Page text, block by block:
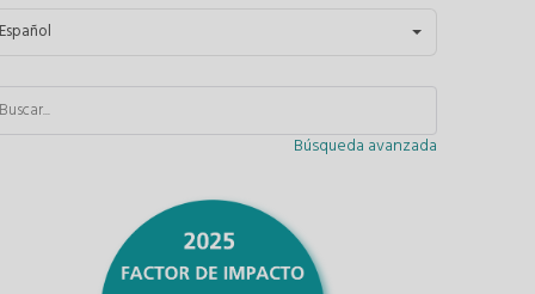
Seleccione su idioma
Español
Búsqueda avanzada